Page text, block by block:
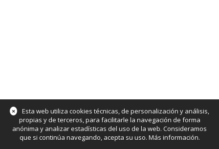
×
Esta web utiliza cookies técnicas, de personalización y análisis,
propias y de terceros, para facilitarle la navegación de forma
anónima y analizar estadísticas del uso de la web. Consideramos
que si continúa navegando, acepta su uso. Más información.